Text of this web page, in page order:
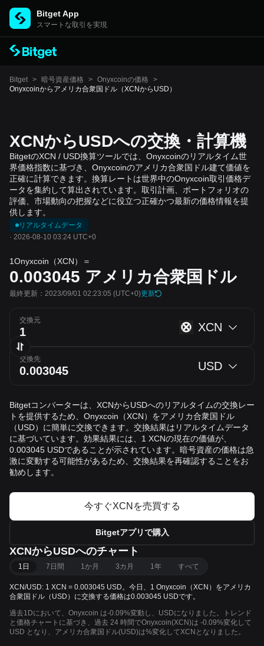
Bitget App
スマートな取引を実現
Bitget > 暗号資産価格 > Onyxcoinの価格
>
Onyxcoinからアメリカ合衆国ドル（XCNからUSD）
XCNからUSDへの交換・計算機
BitgetのXCN / USD換算ツールでは、Onyxcoinのリアルタイム世
界価格指数に基づき、Onyxcoinのアメリカ合衆国ドル建て価値を
正確に計算できます。換算レートは世界中のOnyxcoin取引価格デ
ータを集約して算出されています。取引計画、ポートフォリオの
評価、市場動向の把握などに役立つ正確かつ最新の価格情報を提
供します。
リアルタイムデータ
· 2026-08-10 03:24 UTC+0
1Onyxcoin（XCN）＝
0.003045 アメリカ合衆国ドル
最終更新：2023/09/01 02:23:05 (UTC+0)更新
交換元
XCN
交換先
USD
Bitgetコンバーターは、XCNからUSDへのリアルタイムの交換レー
トを提供するため、Onyxcoin（XCN）をアメリカ合衆国ドル
（USD）に簡単に交換できます。交換結果はリアルタイムデータ
に基づいています。効果結果には、1 XCNの現在の価値が、
0.003045 USDであることが示されています。暗号資産の価格は急
激に変動する可能性があるため、交換結果を再確認することをお
勧めします。
今すぐXCNを売買する
Bitgetアプリで購入
XCNからUSDへのチャート
1日 7日間 1か月 3カ月 1年 すべて
XCN/USD: 1 XCN = 0.003045 USD。今日、1 Onyxcoin（XCN）をアメリカ
合衆国ドル（USD）に交換する価格は0.003045 USDです。
過去1Dにおいて、Onyxcoin は-0.09%変動し、USDになりました。トレンド
と価格チャートに基づき、過去 24 時間でOnyxcoin(XCN)は -0.09%変化して
USD となり、アメリカ合衆国ドル(USD)は%変化してXCNとなりました。